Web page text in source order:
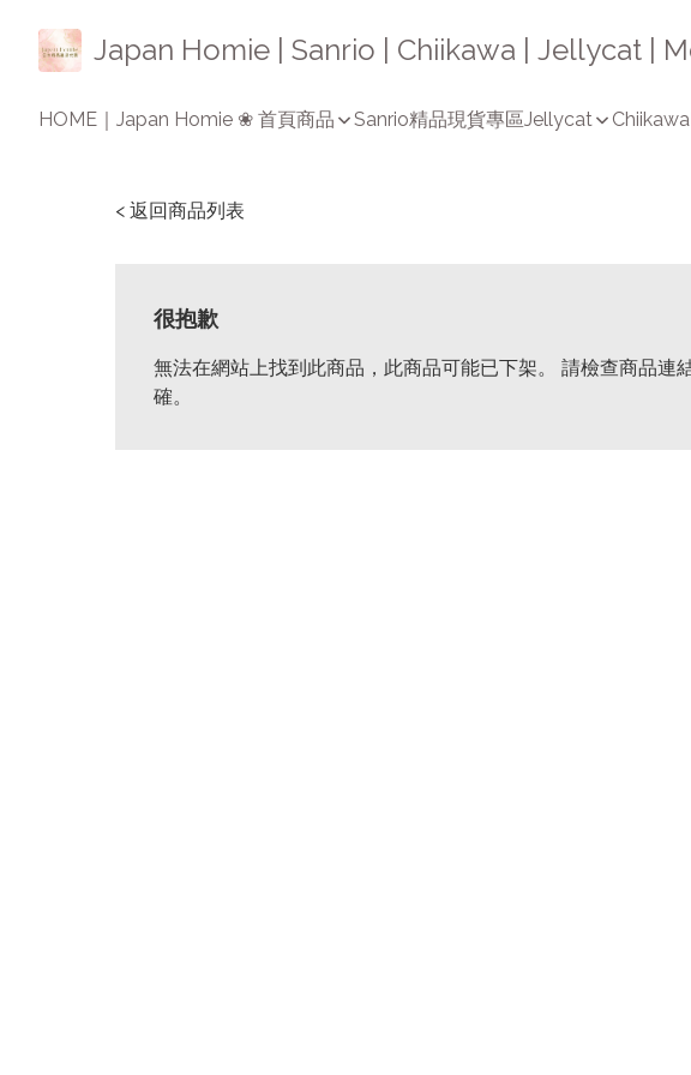
Japan Homie | Sanrio | Chiikawa | Jellycat |
HOME｜Japan Homie ❀ 首頁商品 Sanrio精品現貨專區Jellycat Chiikawa
< 返回商品列表
很抱歉
無法在網站上找到此商品，此商品可能已下架。 請檢查商品連
確。